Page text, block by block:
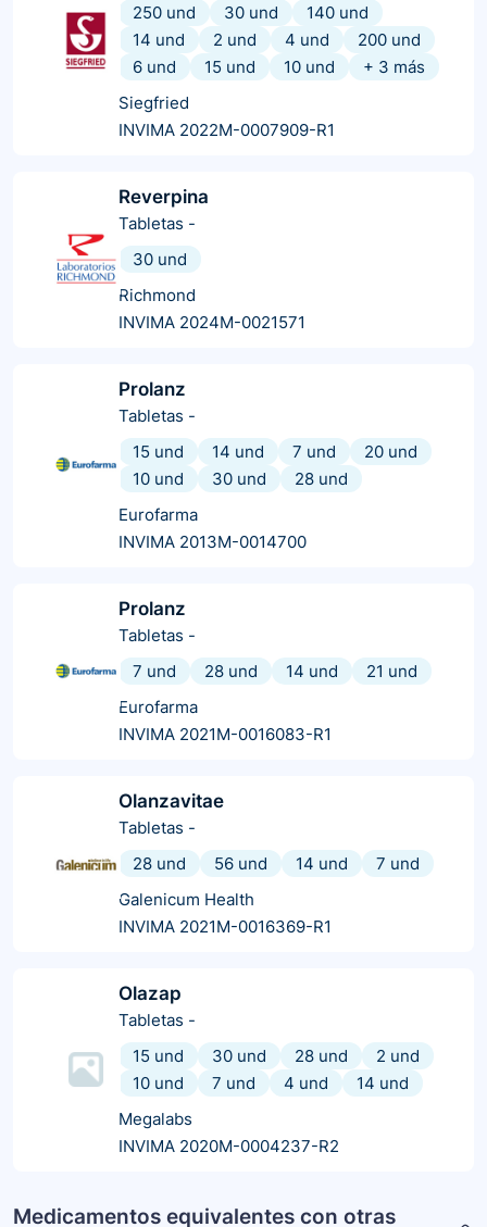
250 und 30 und
140 und
14 und
2 und 4 und
200 und
6 und
15 und 10 und + 3 más
Siegfried
INVIMA 2022M-0007909-R1
Reverpina
Tabletas -
30 und
Richmond
INVIMA 2024M-0021571
Prolanz
Tabletas -
15 und
14 und 7 und
20 und
10 und
30 und
28 und
Eurofarma
INVIMA 2013M-0014700
Prolanz
Tabletas -
7 und
28 und 14 und
21 und
Eurofarma
INVIMA 2021M-0016083-R1
Olanzavitae
Tabletas -
28 und
56 und 14 und
7 und
Galenicum Health
INVIMA 2021M-0016369-R1
Olazap
Tabletas -
15 und
30 und 28 und
2 und
10 und
7 und 4 und
14 und
Megalabs
INVIMA 2020M-0004237-R2
Medicamentos equivalentes con otras